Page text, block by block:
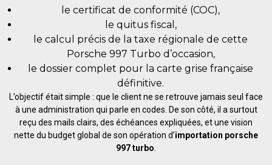
le certificat de conformité (COC),
le quitus fiscal,
le calcul précis de la taxe régionale de cette
Porsche 997 Turbo d’occasion,
le dossier complet pour la carte grise française
définitive.
L’objectif était simple : que le client ne se retrouve jamais seul face
à une administration qui parle en codes. De son côté, il a surtout
reçu des mails clairs, des échéances expliquées, et une vision
nette du budget global de son opération d’importation porsche
997 turbo